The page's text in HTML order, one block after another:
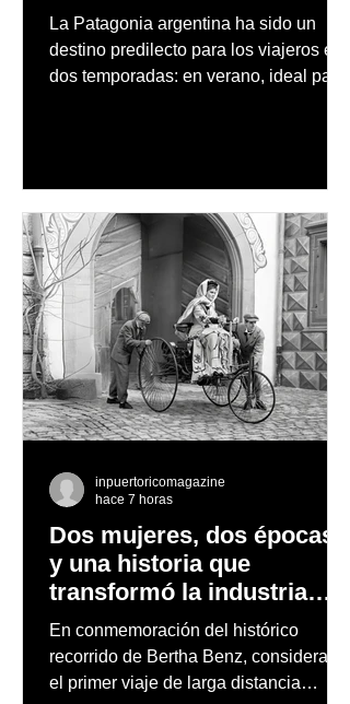
La Patagonia argentina ha sido un
destino predilecto para los viajeros en
dos temporadas: en verano, ideal para
nevados en las montañas
Dos mujeres, dos épocas
y una historia que
transformó la industria
automotriz
En conmemoración del histórico
recorrido de Bertha Benz, considerado
el primer viaje de larga distancia
inpuertoricomagazine
hace 7 horas